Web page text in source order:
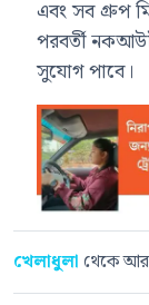
এবং সব গ্রুপ
পরবর্তী
সুযোগ পাবে।
খেলাধুলা থেকে